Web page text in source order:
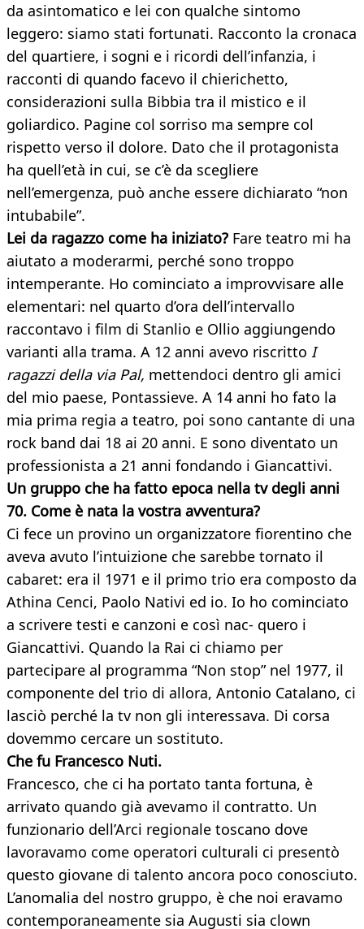
da asintomatico e lei con qualche sintomo
leggero: siamo stati fortunati. Racconto la cronaca
del quartiere, i sogni e i ricordi dell’infanzia, i
racconti di quando facevo il chierichetto,
considerazioni sulla Bibbia tra il mistico e il
goliardico. Pagine col sorriso ma sempre col
rispetto verso il dolore. Dato che il protagonista
ha quell’età in cui, se c’è da scegliere
nell’emergenza, può anche essere dichiarato “non
intubabile”.
Lei da ragazzo come ha iniziato? Fare teatro mi ha
aiutato a moderarmi, perché sono troppo
intemperante. Ho cominciato a improvvisare alle
elementari: nel quarto d’ora dell’intervallo
raccontavo i film di Stanlio e Ollio aggiungendo
varianti alla trama. A 12 anni avevo riscritto I
ragazzi della via Pal, mettendoci dentro gli amici
del mio paese, Pontassieve. A 14 anni ho fato la
mia prima regia a teatro, poi sono cantante di una
rock band dai 18 ai 20 anni. E sono diventato un
professionista a 21 anni fondando i Giancattivi.
Un gruppo che ha fatto epoca nella tv degli anni
70. Come è nata la vostra avventura?
Ci fece un provino un organizzatore fiorentino che
aveva avuto l’intuizione che sarebbe tornato il
cabaret: era il 1971 e il primo trio era composto da
Athina Cenci, Paolo Nativi ed io. Io ho cominciato
a scrivere testi e canzoni e così nac- quero i
Giancattivi. Quando la Rai ci chiamo per
partecipare al programma “Non stop” nel 1977, il
componente del trio di allora, Antonio Catalano, ci
lasciò perché la tv non gli interessava. Di corsa
dovemmo cercare un sostituto.
Che fu Francesco Nuti.
Francesco, che ci ha portato tanta fortuna, è
arrivato quando già avevamo il contratto. Un
funzionario dell’Arci regionale toscano dove
lavoravamo come operatori culturali ci presentò
questo giovane di talento ancora poco conosciuto.
L’anomalia del nostro gruppo, è che noi eravamo
contemporaneamente sia Augusti sia clown